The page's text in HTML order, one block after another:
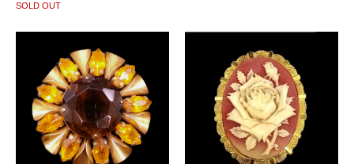
SOLD OUT